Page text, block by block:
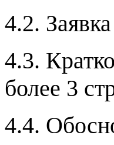
4.2.
4.3.
более 3
4.4.